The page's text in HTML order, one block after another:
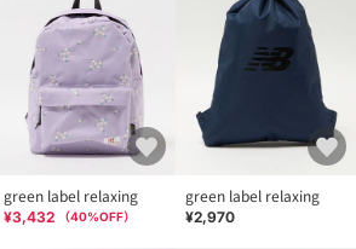
等に記載されている「取り扱い上の注意
必ずご確認ください。
り具合やパソコンなどの閲覧環境によ
って見える場合がございます。予めご了承
商品単体の画像をご参照ください。
green label relaxing
¥3,432 （40%OFF）
green label relaxing
¥2,970